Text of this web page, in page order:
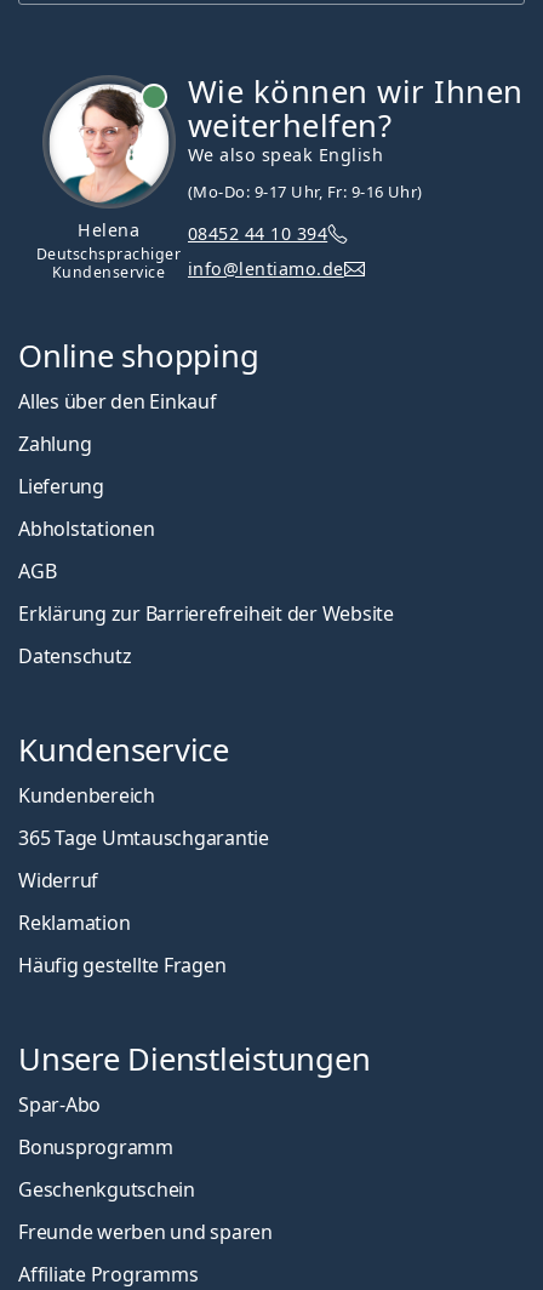
Helena
Deutschsprachiger
Kundenservice
Wie können wir Ihnen
weiterhelfen?
We also speak English
(Mo-Do: 9-17 Uhr, Fr: 9-16 Uhr)
08452 44 10 394
info@lentiamo.de
Online shopping
Alles über den Einkauf
Zahlung
Lieferung
Abholstationen
AGB
Erklärung zur Barrierefreiheit der Website
Datenschutz
Kundenservice
Kundenbereich
365 Tage Umtauschgarantie
Widerruf
Reklamation
Häufig gestellte Fragen
Unsere Dienstleistungen
Spar-Abo
Bonusprogramm
Geschenkgutschein
Freunde werben und sparen
Affiliate Programms